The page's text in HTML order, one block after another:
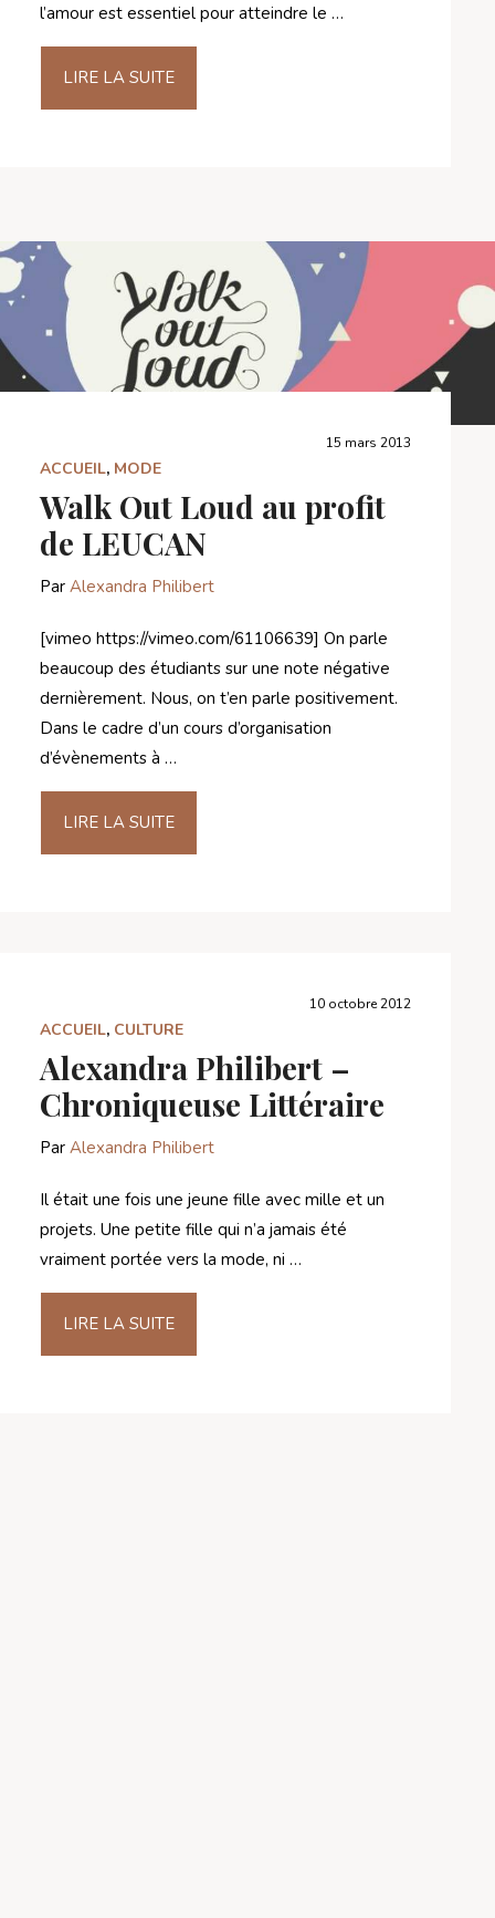
l’amour est essentiel pour atteindre le …
LIRE LA SUITE
15 mars 2013
ACCUEIL, MODE
Walk Out Loud au profit
de LEUCAN
Par Alexandra Philibert
[vimeo https://vimeo.com/61106639] On parle
beaucoup des étudiants sur une note négative
dernièrement. Nous, on t’en parle positivement.
Dans le cadre d’un cours d’organisation
d’évènements à …
LIRE LA SUITE
10 octobre 2012
ACCUEIL, CULTURE
Alexandra Philibert –
Chroniqueuse Littéraire
Par Alexandra Philibert
Il était une fois une jeune fille avec mille et un
projets. Une petite fille qui n’a jamais été
vraiment portée vers la mode, ni …
LIRE LA SUITE